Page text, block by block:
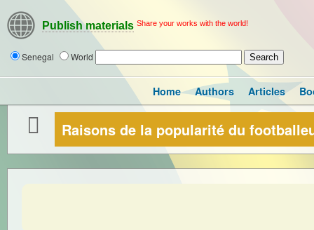
Publish materials Share your works with the world!
Senegal World
Home Authors Articles
Raisons de la popularité du